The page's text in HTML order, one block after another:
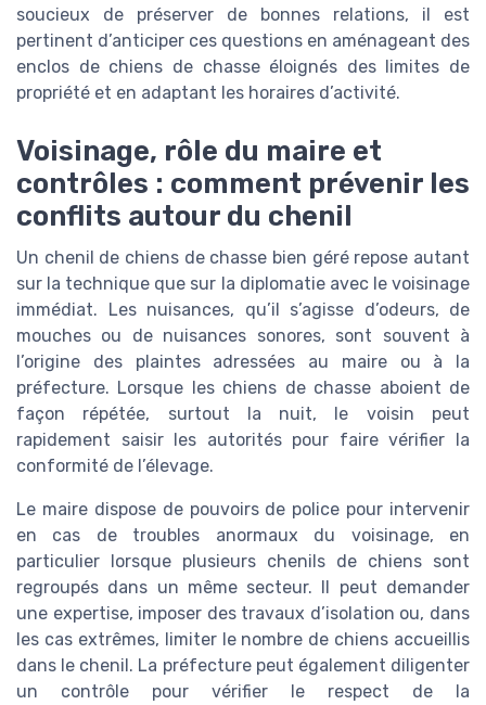
soucieux de préserver de bonnes relations, il est
pertinent d’anticiper ces questions en aménageant des
enclos de chiens de chasse éloignés des limites de
propriété et en adaptant les horaires d’activité.
Voisinage, rôle du maire et
contrôles : comment prévenir les
conflits autour du chenil
Un chenil de chiens de chasse bien géré repose autant
sur la technique que sur la diplomatie avec le voisinage
immédiat. Les nuisances, qu’il s’agisse d’odeurs, de
mouches ou de nuisances sonores, sont souvent à
l’origine des plaintes adressées au maire ou à la
préfecture. Lorsque les chiens de chasse aboient de
façon répétée, surtout la nuit, le voisin peut
rapidement saisir les autorités pour faire vérifier la
conformité de l’élevage.
Le maire dispose de pouvoirs de police pour intervenir
en cas de troubles anormaux du voisinage, en
particulier lorsque plusieurs chenils de chiens sont
regroupés dans un même secteur. Il peut demander
une expertise, imposer des travaux d’isolation ou, dans
les cas extrêmes, limiter le nombre de chiens accueillis
dans le chenil. La préfecture peut également diligenter
un contrôle pour vérifier le respect de la